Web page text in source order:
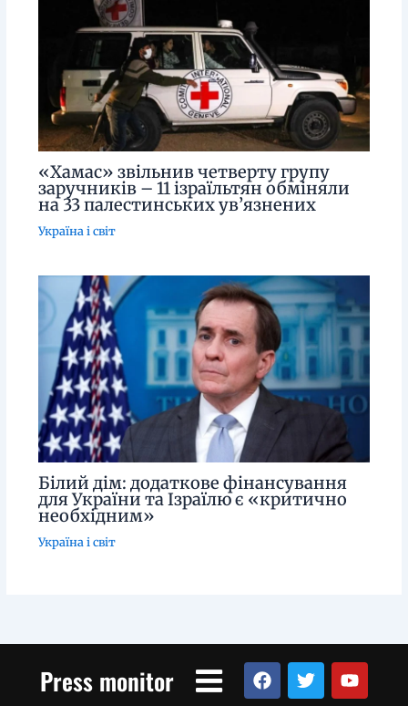
«Хамас» звільнив четверту групу
заручників – 11 ізраїльтян обміняли
на 33 палестинських ув’язнених
Україна і світ
Білий дім: додаткове фінансування
для України та Ізраїлю є «критично
необхідним»
Україна і світ
Press monitor Menu
F
a
T
w
Y
o